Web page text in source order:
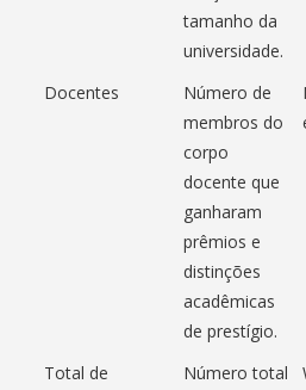
tamanho da
universidade.
Docentes
Número de
membros do
corpo
docente que
ganharam
prêmios e
distinções
acadêmicas
de prestígio.
Total de
Número total